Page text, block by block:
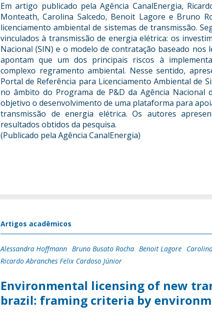
Em artigo publicado pela Agência CanalEnergia,
Monteath, Carolina Salcedo, Benoit Lagore e Bruno
licenciamento ambiental de sistemas de transmissão.
vinculados à transmissão de energia elétrica: os
Nacional (SIN) e o modelo de contratação baseado
apontam que um dos principais riscos à
complexo regramento ambiental. Nesse sentido,
Portal de Referência para Licenciamento Ambiental de
no âmbito do Programa de P&D da Agência Nacional
objetivo o desenvolvimento de uma plataforma para
transmissão de energia elétrica. Os autores
resultados obtidos da pesquisa.
(Publicado pela Agência CanalEnergia)
Artigos acadêmicos
Alessandra Hoffmann Bruno Busato Rocha Benoit Lagore
Ricardo Abranches Felix Cardoso Júnior
Environmental licensing of new
brazil: framing criteria by